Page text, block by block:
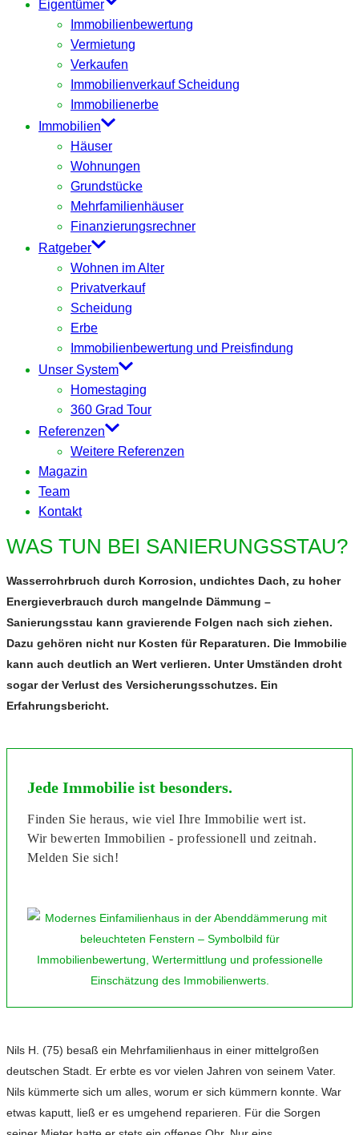
Eigentümer
Immobilienbewertung
Vermietung
Verkaufen
Immobilienverkauf Scheidung
Immobilienerbe
Immobilien
Häuser
Wohnungen
Grundstücke
Mehrfamilienhäuser
Finanzierungsrechner
Ratgeber
Wohnen im Alter
Privatverkauf
Scheidung
Erbe
Immobilienbewertung und Preisfindung
Unser System
Homestaging
360 Grad Tour
Referenzen
Weitere Referenzen
Magazin
Team
Kontakt
WAS TUN BEI SANIERUNGSSTAU?
Wasserrohrbruch durch Korrosion, undichtes Dach, zu hoher
Energieverbrauch durch mangelnde Dämmung –
Sanierungsstau kann gravierende Folgen nach sich ziehen.
Dazu gehören nicht nur Kosten für Reparaturen. Die Immobilie
kann auch deutlich an Wert verlieren. Unter Umständen droht
sogar der Verlust des Versicherungsschutzes. Ein
Erfahrungsbericht.
Jede Immobilie ist besonders.
Finden Sie heraus, wie viel Ihre Immobilie wert ist.
Wir bewerten Immobilien - professionell und zeitnah.
Melden Sie sich!
Nils H. (75) besaß ein Mehrfamilienhaus in einer mittelgroßen
deutschen Stadt. Er erbte es vor vielen Jahren von seinem Vater.
Nils kümmerte sich um alles, worum er sich kümmern konnte. War
etwas kaputt, ließ er es umgehend reparieren. Für die Sorgen